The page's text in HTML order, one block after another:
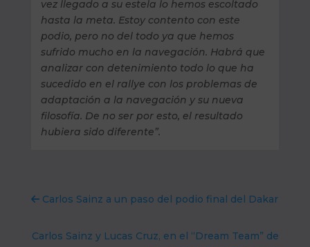
vez llegado a su estela lo hemos escoltado
hasta la meta. Estoy contento con este
podio, pero no del todo ya que hemos
sufrido mucho en la navegación. Habrá que
analizar con detenimiento todo lo que ha
sucedido en el rallye con los problemas de
adaptación a la navegación y su nueva
filosofía. De no ser por esto, el resultado
hubiera sido diferente”.
Carlos Sainz a un paso del podio final del Dakar
Carlos Sainz y Lucas Cruz, en el “Dream Team” de